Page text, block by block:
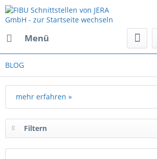
Menü
BLOG
mehr erfahren »
Filtern